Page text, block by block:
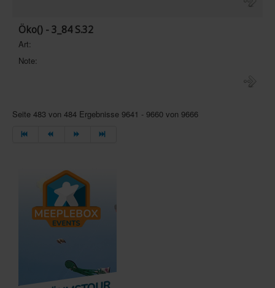
Öko() - 3_84 S.32
Art:
Note:
Seite 483 von 484 Ergebnisse 9641 - 9660 von 9666